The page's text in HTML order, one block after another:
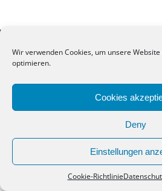
Wir verwenden Cookies, um unsere
optimieren.
Cookies
Deny
Einstellungen
Cookie-Richtlinie
Copyright. Alle Rechte